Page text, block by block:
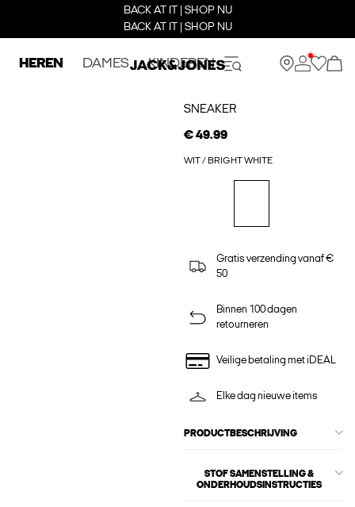
BACK AT IT | SHOP NU
BACK AT IT | SHOP NU
HEREN DAMES KINDEREN
SNEAKER
€ 49.99
WIT / BRIGHT WHITE
Gratis verzending vanaf €
50
Binnen 100 dagen
retourneren
Veilige betaling met iDEAL
Elke dag nieuwe items
PRODUCTBESCHRIJVING
STOF SAMENSTELLING &
ONDERHOUDSINSTRUCTIES